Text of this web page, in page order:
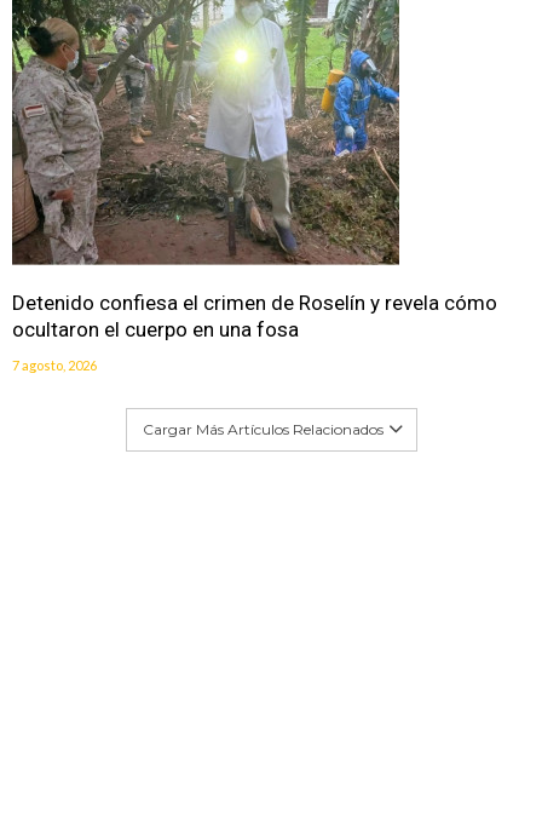
Detenido confiesa el crimen de Roselín y revela cómo
ocultaron el cuerpo en una fosa
7 agosto, 2026
Cargar Más Artículos Relacionados